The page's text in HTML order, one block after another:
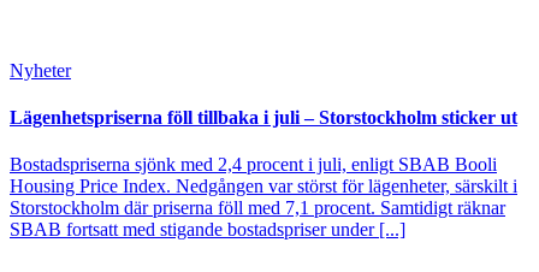
Nyheter
Lägenhetspriserna föll tillbaka i juli – Storstockholm sticker ut
Bostadspriserna sjönk med 2,4 procent i juli, enligt SBAB Booli
Housing Price Index. Nedgången var störst för lägenheter, särskilt i
Storstockholm där priserna föll med 7,1 procent. Samtidigt räknar
SBAB fortsatt med stigande bostadspriser under [...]